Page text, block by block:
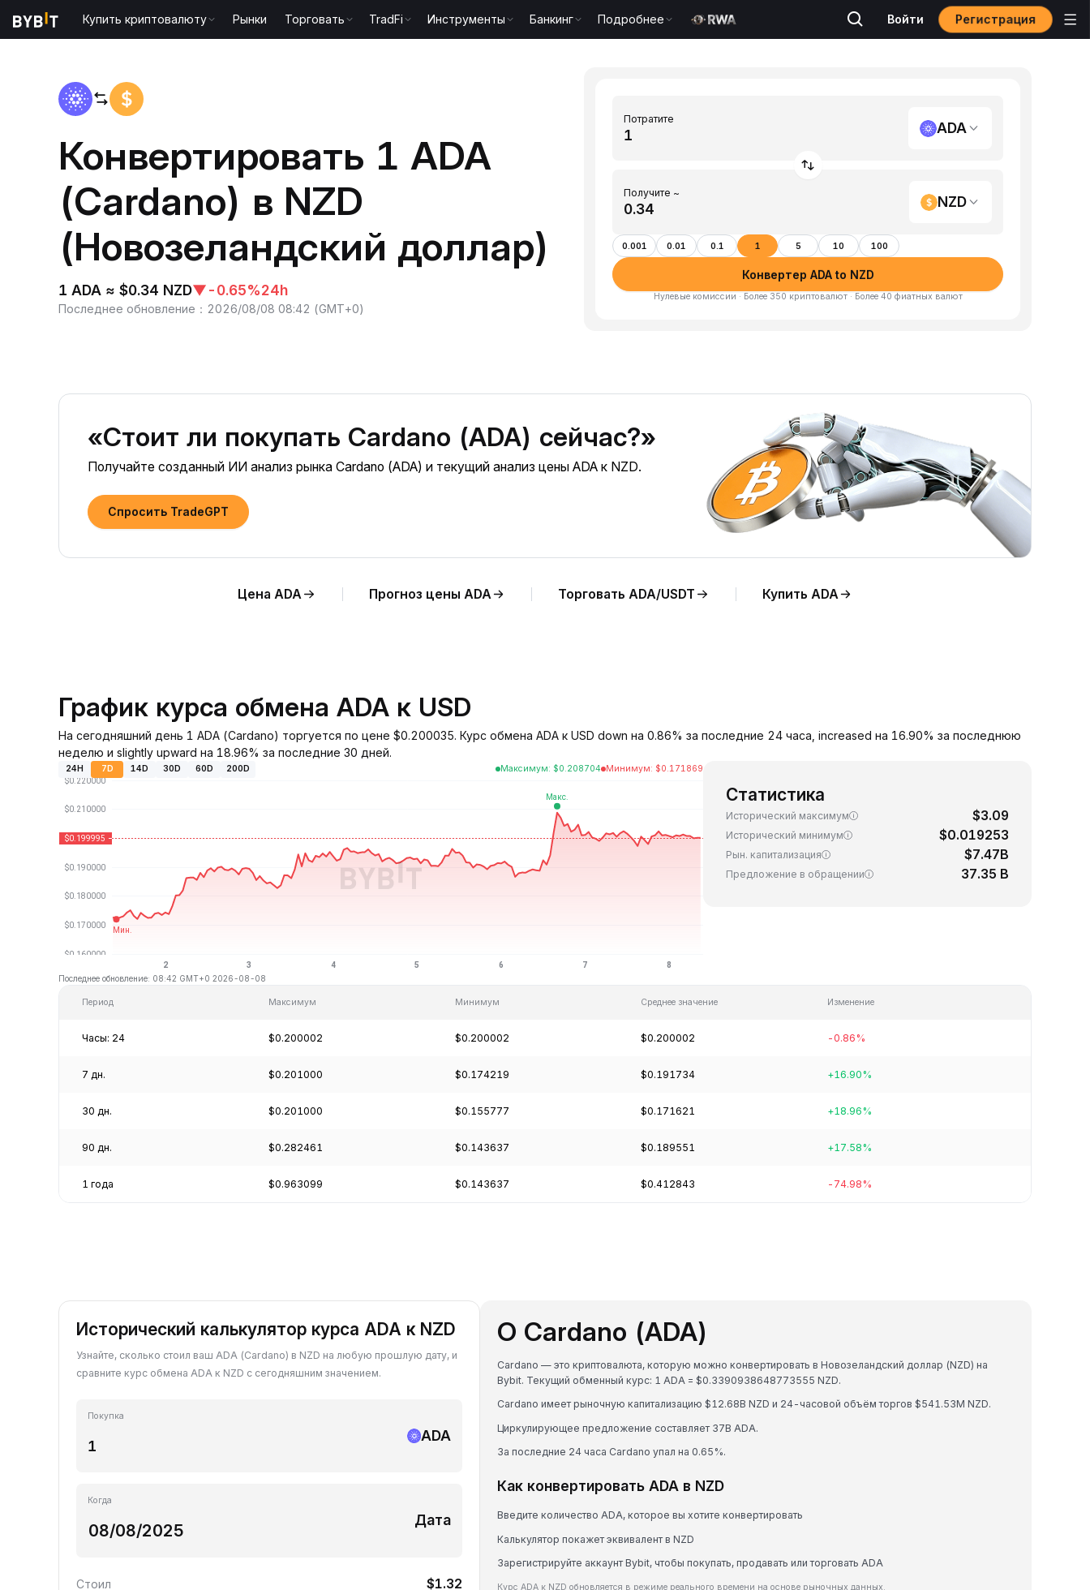
Купить криптовалюту Рынки Торговать TradFi Инструменты Банкинг Подробнее Войти Регистрация
Конвертировать 1 ADA
(Cardano) в NZD
(Новозеландский доллар)
1 ADA ≈ $0.34 NZD▼-0.65%24h
Последнее обновление ： 2026/08/08 08:42 (GMT+0)
Потратите
ADA
Получите ~
NZD
0.001 0.01 0.1 1 5 10 100
Конвертер ADA to NZD
Нулевые комиссии · Более 350 криптовалют · Более 40 фиатных валют
«Стоит ли покупать Cardano (ADA) сейчас?»
Получайте созданный ИИ анализ рынка Cardano (ADA) и текущий анализ цены ADA к NZD.
Спросить TradeGPT
Цена ADA Прогноз цены ADA Торговать ADA/USDT Купить ADA
График курса обмена ADA к USD
На сегодняшний день 1 ADA (Cardano) торгуется по цене $0.200035. Курс обмена ADA к USD down на 0.86% за последние 24 часа, increased на 16.90% за последнюю
неделю и slightly upward на 18.96% за последние 30 дней.
24H 7D 14D 30D 60D 200D Максимум: $0.208704 Минимум: $0.171869
Последнее обновление: 08:42 GMT+0 2026-08-08
Статистика
Исторический максимум $3.09
Исторический минимум $0.019253
Рын. капитализация $7.47B
Предложение в обращении 37.35 B
Период Максимум Минимум Среднее значение Изменение
Часы: 24 $0.200002 $0.200002 $0.200002 -0.86%
7 дн. $0.201000 $0.174219 $0.191734 +16.90%
30 дн. $0.201000 $0.155777 $0.171621 +18.96%
90 дн. $0.282461 $0.143637 $0.189551 +17.58%
1 года $0.963099 $0.143637 $0.412843 -74.98%
Исторический калькулятор курса ADA к NZD
Узнайте, сколько стоил ваш ADA (Cardano) в NZD на любую прошлую дату, и
сравните курс обмена ADA к NZD с сегодняшним значением.
Покупка
ADA
Когда
Дата
Стоил $1.32
О Cardano (ADA)
Cardano — это криптовалюта, которую можно конвертировать в Новозеландский доллар (NZD) на
Bybit. Текущий обменный курс: 1 ADA = $0.3390938648773555 NZD.
Cardano имеет рыночную капитализацию $12.68B NZD и 24-часовой объём торгов $541.53M NZD.
Циркулирующее предложение составляет 37B ADA.
За последние 24 часа Cardano упал на 0.65%.
Как конвертировать ADA в NZD
Введите количество ADA, которое вы хотите конвертировать
Калькулятор покажет эквивалент в NZD
Зарегистрируйте аккаунт Bybit, чтобы покупать, продавать или торговать ADA
Курс ADA к NZD обновляется в режиме реального времени на основе рыночных данных.